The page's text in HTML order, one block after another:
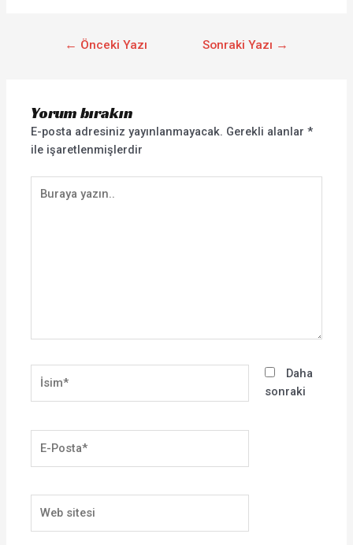
← Önceki Yazı Sonraki Yazı →
Yorum bırakın
E-posta adresiniz yayınlanmayacak. Gerekli alanlar*
ile işaretlenmişlerdir
yazın..
Posta*
sitesi
Daha
sonraki